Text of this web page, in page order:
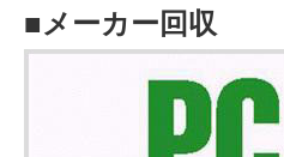
■メーカー回収